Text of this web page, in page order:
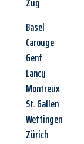
Basel
Carouge
Genf
Lancy
Montreux
St. Gallen
Wettingen
Zürich